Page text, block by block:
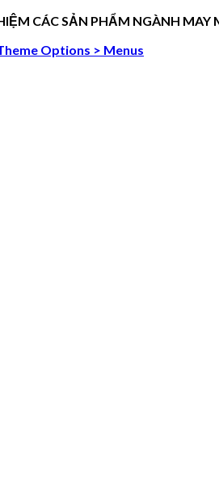
CÁC SẢN PHẨM NGÀNH MAY
Options > Menus